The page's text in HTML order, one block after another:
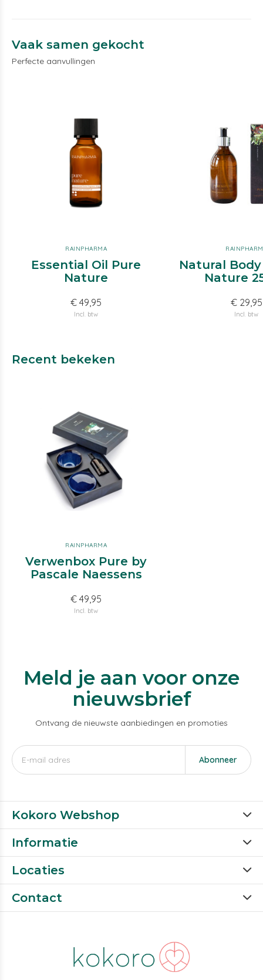
Vaak samen gekocht
Perfecte aanvullingen
RAINPHARMA
Essential Oil Pure
Nature
€ 49,95
Incl. btw
Natural
Nature
€ 29,95
Incl. btw
Recent bekeken
RAINPHARMA
Verwenbox Pure by
Pascale Naessens
€ 49,95
Incl. btw
Meld je aan voor onze
nieuwsbrief
Ontvang de nieuwste aanbiedingen en promoties
Abonneer
Kokoro Webshop
Informatie
Locaties
Contact